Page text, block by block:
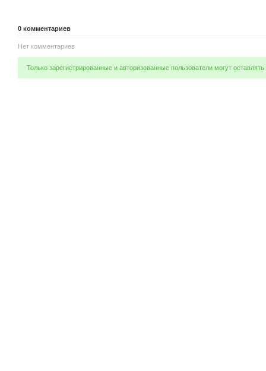
0 комментариев
Нет комментариев
Только зарегистрированные и авторизованные пользователи могут